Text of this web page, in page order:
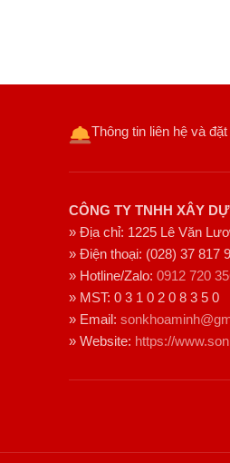
Thông tin liên hệ và
CÔNG TY TNHH XÂY
» Địa chỉ: 1225 Lê Văn
» Điện thoại: (028) 37 817
» Hotline/Zalo: 0912 720
» MST: 0 3 1 0 2 0 8 3 5 0
» Email:
» Website: https://